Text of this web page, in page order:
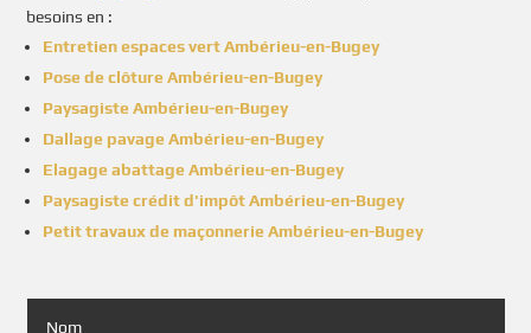
besoins en :
Entretien espaces vert Ambérieu-en-Bugey
Pose de clôture Ambérieu-en-Bugey
Paysagiste Ambérieu-en-Bugey
Dallage pavage Ambérieu-en-Bugey
Elagage abattage Ambérieu-en-Bugey
Paysagiste crédit d'impôt Ambérieu-en-Bugey
Petit travaux de maçonnerie Ambérieu-en-Bugey